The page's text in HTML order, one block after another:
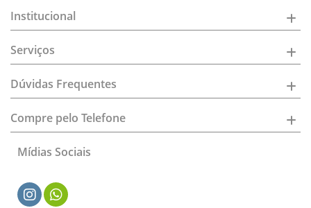
Institucional
Serviços
Dúvidas Frequentes
Compre pelo Telefone
Mídias Sociais